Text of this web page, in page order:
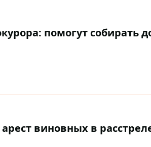
помогут собирать
виновных в